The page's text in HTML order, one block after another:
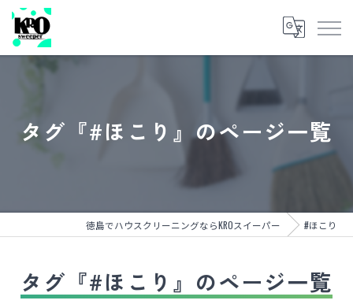
タグ『#ほこり』のページ一覧
徳島でハウスクリーニングならKROスイーパー #ほこり
タグ『#ほこり』のページ一覧